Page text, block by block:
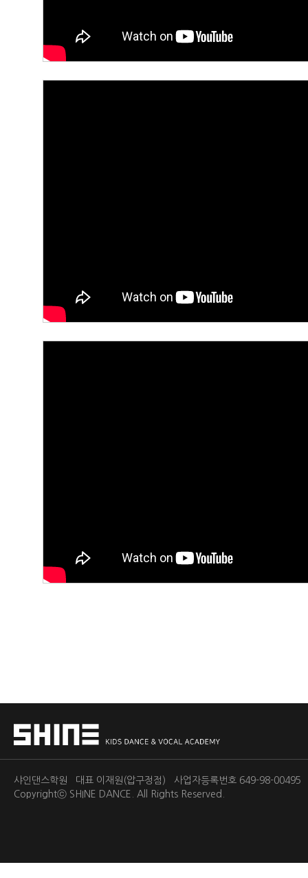
샤인댄스학원 대표 이재원(압구정점) 사업자등록번호 649-98-
Copyrightⓒ SHINE DANCE. All Rights Reserved.